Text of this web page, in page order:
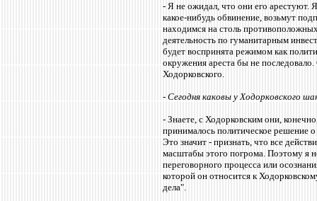
- Я не ожидал, что они его арестуют.
какое-нибудь обвинение, возьмут
находимся на столь
деятельность по гуманитарным
будет воспринята режимом как
окружения ареста бы не
Ходорковского.
- Сегодня каковы у Ходорковского
- Знаете, с Ходорковским они,
принималось политическое решение
Это значит - признать, что все
масштабы этого погрома. Поэтому я
переговорного процесса или
которой он относится к
дела".